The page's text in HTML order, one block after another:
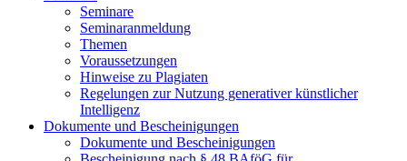
Seminare
Seminaranmeldung
Themen
Voraussetzungen
Hinweise zu Plagiaten
Regelungen zur Nutzung generativer künstlicher
Intelligenz
Dokumente und Bescheinigungen
Dokumente und Bescheinigungen